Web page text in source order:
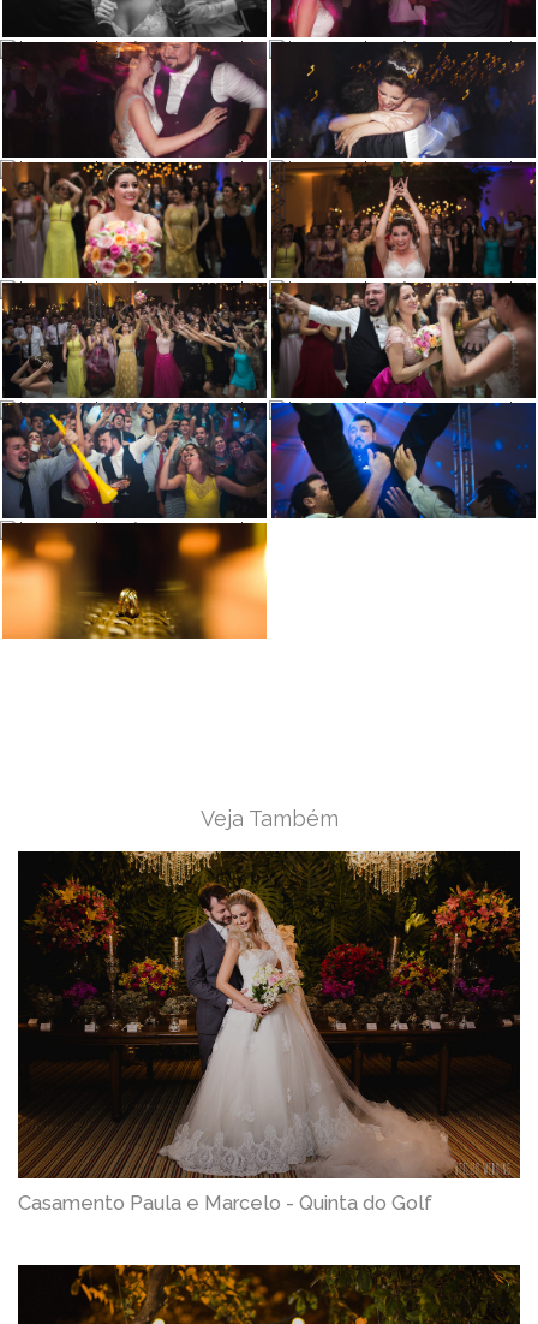
Veja Também
Casamento Paula e Marcelo - Quinta do Golf